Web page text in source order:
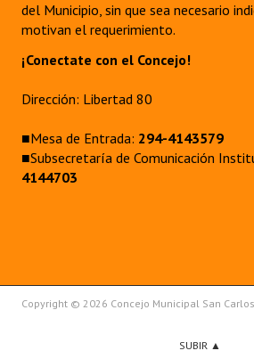
del Municipio, sin que sea necesario
motivan el requerimiento.
¡Conectate con el Concejo!
Dirección: Libertad 80
■Mesa de Entrada: 294-4143579
■Subsecretaría de Comunicación
4144703
Copyright © 2026 Concejo Municipal San
SUBIR ▲